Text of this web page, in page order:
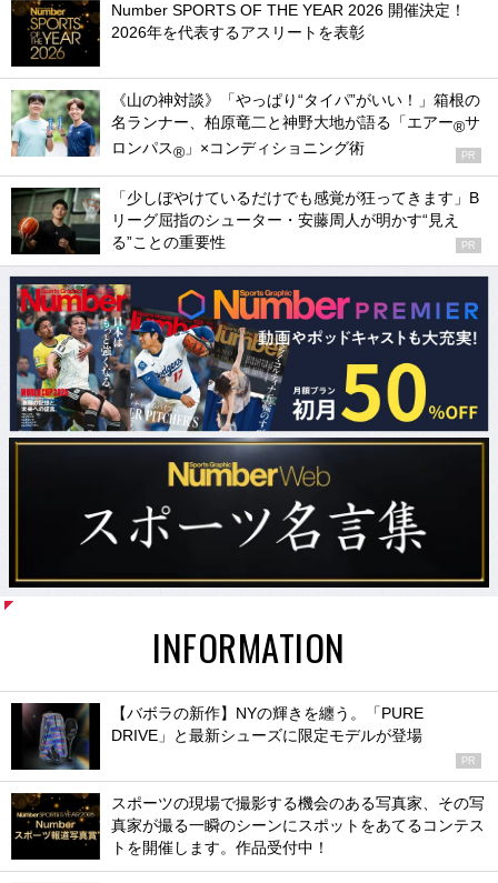
Number SPORTS OF THE YEAR 2026 開催決定！
2026年を代表するアスリートを表彰
《山の神対談》「やっぱり“タイパ”がいい！」箱根の
名ランナー、柏原竜二と神野大地が語る「エアー®サ
ロンパス® 」×コンディショニング術 PR
「少しぼやけているだけでも感覚が狂ってきます」B
リーグ屈指のシューター・安藤周人が明かす“見え
る”ことの重要性
PR
INFORMATION
【バボラの新作】NYの輝きを纏う。「PURE
DRIVE」と最新シューズに限定モデルが登場
PR
スポーツの現場で撮影する機会のある写真家、その写
真家が撮る一瞬のシーンにスポットをあてるコンテス
トを開催します。作品受付中！